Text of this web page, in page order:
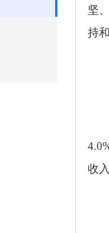
坚
持
收